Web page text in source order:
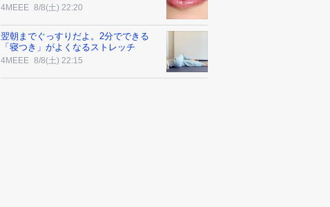
4MEEE 8/8(土) 22:20
翌朝までぐっすりだよ。2分でできる
「寝つき」がよくなるストレッチ
4MEEE 8/8(土) 22:15